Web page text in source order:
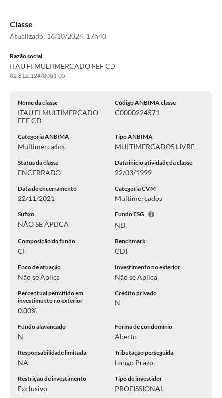
Classe
Atualizado: 16/10/2024, 17h40
Razão social
ITAU FI MULTIMERCADO FEF CD
02.812.124/0001-05
Nome da classe
ITAU FI MULTIMERCADO
FEF CD
Código ANBIMA classe
C0000224571
Categoria ANBIMA
Multimercados
Tipo ANBIMA
MULTIMERCADOS LIVRE
Status da classe
ENCERRADO
Data inicio atividade da classe
22/03/1999
Data de encerramento
22/11/2021
Categoria CVM
Multimercados
Sufixo
NÃO SE APLICA
Fundo ESG
ND
Composição do fundo
CI
Benchmark
CDI
Foco de atuação
Não se Aplica
Investimento no exterior
Não se Aplica
Percentual permitido em
investimento no exterior
0.00%
Crédito privado
N
Fundo alavancado
N
Forma de condomínio
Aberto
Responsabilidade limitada
NA
Tributação perseguida
Longo Prazo
Restrição de investimento
Exclusivo
Tipo de investidor
PROFISSIONAL